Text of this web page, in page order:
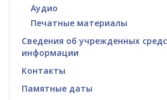
Аудио
Печатные материалы
Сведения об учрежденных
информации
Контакты
Памятные даты